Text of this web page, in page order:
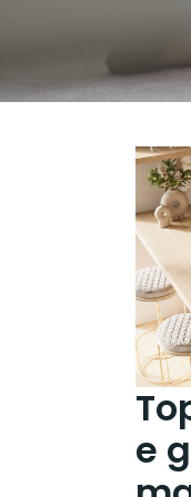
e